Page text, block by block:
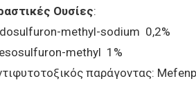
Ουσίες:
methyl-sodium 0,2%
methyl 1%
παράγοντας: